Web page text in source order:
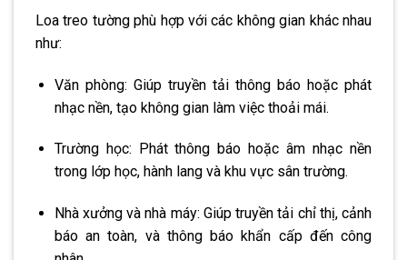
Loa treo tường phù hợp với các không gian khác nhau
như:
Văn phòng: Giúp truyền tải thông báo hoặc phát
nhạc nền, tạo không gian làm việc thoải mái.
Trường học: Phát thông báo hoặc âm nhạc nền
trong lớp học, hành lang và khu vực sân trường.
Nhà xưởng và nhà máy: Giúp truyền tải chỉ thị, cảnh
báo an toàn, và thông báo khẩn cấp đến công